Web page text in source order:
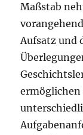
Maßstab
Aufsatz und
ermöglichen